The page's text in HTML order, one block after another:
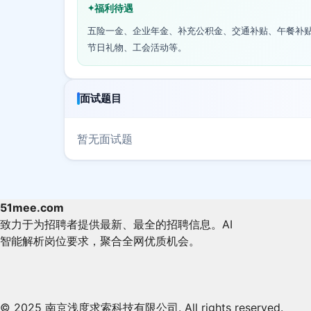
福利待遇
五险一金、企业年金、补充公积金、交通补贴、午餐补
节日礼物、工会活动等。
面试题目
暂无面试题
51mee.com
致力于为招聘者提供最新、最全的招聘信息。AI
智能解析岗位要求，聚合全网优质机会。
© 2025 南京浅度求索科技有限公司. All rights reserved.